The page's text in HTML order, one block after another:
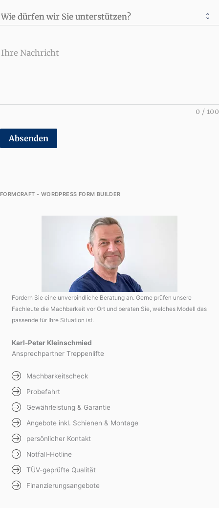
Wie dürfen wir Sie unterstützen?
Ihre Nachricht
0 / 100
Absenden
FORMCRAFT - WORDPRESS FORM BUILDER
Fordern Sie eine unverbindliche Beratung an. Gerne prüfen unsere
Fachleute die Machbarkeit vor Ort und beraten Sie, welches Modell das
passende für Ihre Situation ist.
Karl-Peter Kleinschmied
Ansprechpartner Treppenlifte
Machbarkeitscheck
Probefahrt
Gewährleistung & Garantie
Angebote inkl. Schienen & Montage
persönlicher Kontakt
Notfall-Hotline
TÜV-geprüfte Qualität
Finanzierungsangebote